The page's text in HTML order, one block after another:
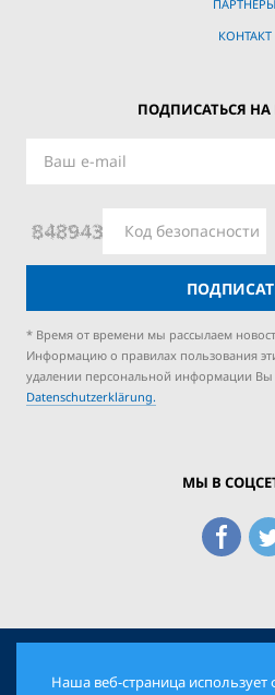
ПАРТНЁРЫ
КОНТАКТ
ПОДПИСАТЬСЯ НА
* Время от времени мы рассылаем
Информацию о правилах пользования
удалении персональной информации Вы
Datenschutzerklärung.
МЫ В
Наша веб-страница